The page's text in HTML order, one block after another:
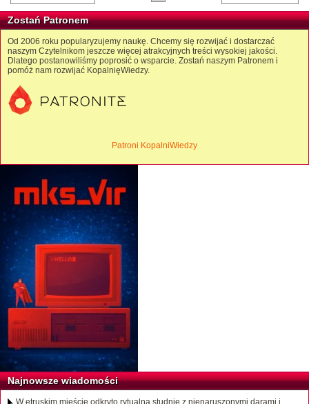
Zostań Patronem
Od 2006 roku popularyzujemy naukę. Chcemy się rozwijać i dostarczać
naszym Czytelnikom jeszcze więcej atrakcyjnych treści wysokiej jakości.
Dlatego postanowiliśmy poprosić o wsparcie. Zostań naszym Patronem i
pomóż nam rozwijać KopalnięWiedzy.
Patroni KopalniWiedzy
Najnowsze wiadomości
W etruskim mieście odkryto rytualną studnię z nienaruszonymi darami i